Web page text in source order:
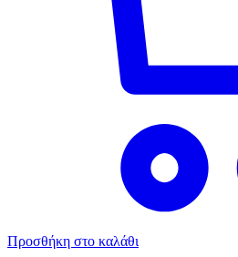
Προσθήκη στο καλάθι